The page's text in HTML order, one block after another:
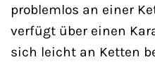
problemlos an einer
verfügt über einen
sich leicht an Ketten